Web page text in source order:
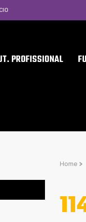
PROFISSIONAL
Home >